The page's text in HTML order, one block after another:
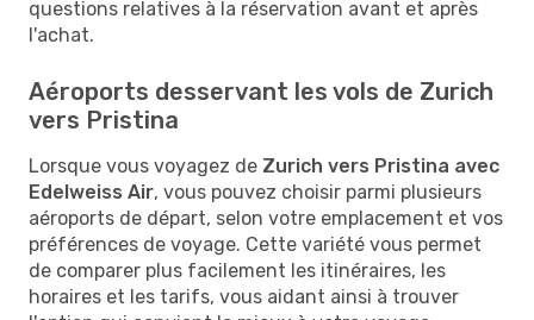
questions relatives à la réservation avant et après
l'achat.
Aéroports desservant les vols de Zurich
vers Pristina
Lorsque vous voyagez de Zurich vers Pristina avec
Edelweiss Air, vous pouvez choisir parmi plusieurs
aéroports de départ, selon votre emplacement et vos
préférences de voyage. Cette variété vous permet
de comparer plus facilement les itinéraires, les
horaires et les tarifs, vous aidant ainsi à trouver